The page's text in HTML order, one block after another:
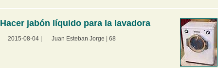
Hacer jabón líquido para la lavadora
2015-08-04 Juan Esteban Jorge 68